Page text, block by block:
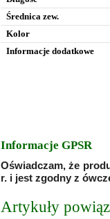
Średnica zew.
Kolor
Informacje dodatkowe
Informacje GPSR
Oświadczam, że
r. i jest zgodny z
Artykuły